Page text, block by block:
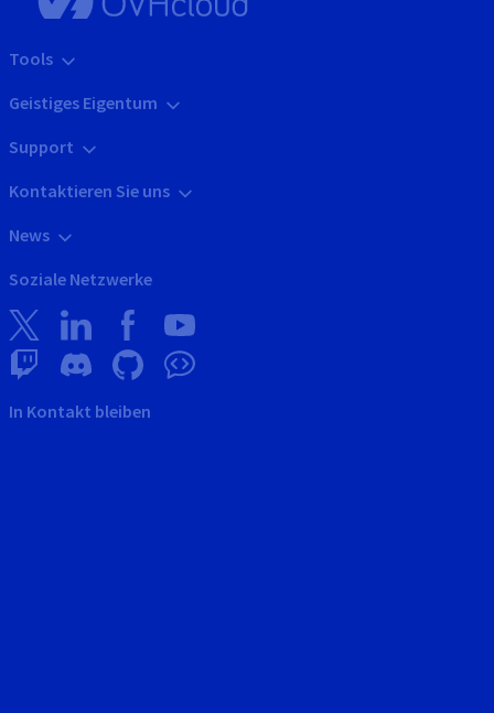
Tools
Geistiges Eigentum
Support
Kontaktieren Sie uns
News
Soziale Netzwerke
In Kontakt bleiben